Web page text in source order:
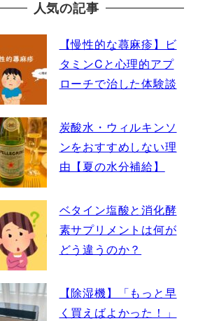
人気の記事
【慢性的な蕁麻疹】ビ
タミンCと心理的アプ
ローチで治した体験談
炭酸水・ウィルキンソ
ンをおすすめしない理
由【夏の水分補給】
ベタイン塩酸と消化酵
素サプリメントは何が
どう違うのか？
【除湿機】「もっと早
く買えばよかった！」